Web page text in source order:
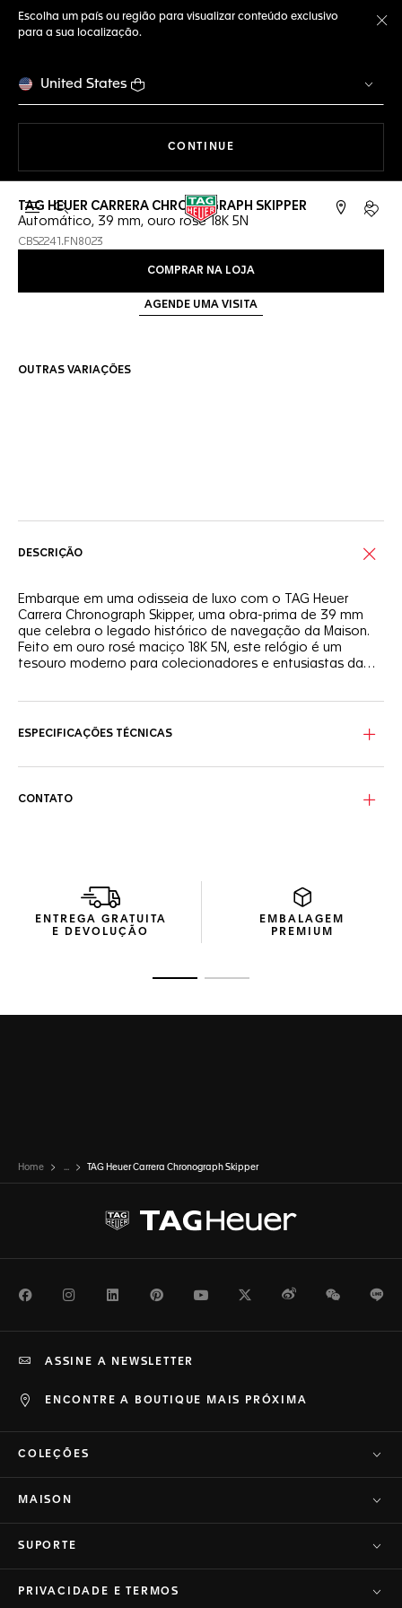
Escolha um país ou região para visualizar conteúdo exclusivo
para a sua localização.
United States
CONTINUE
Abrir a busca Conta
TAG HEUER CARRERA CHRONOGRAPH SKIPPER
Automático, 39 mm, ouro rosé 18K 5N
CBS2241.FN8023
COMPRAR NA LOJA
AGENDE UMA VISITA
OUTRAS VARIAÇÕES
DESCRIÇÃO
Embarque em uma odisseia de luxo com o TAG Heuer
Carrera Chronograph Skipper, uma obra-prima de 39 mm
que celebra o legado histórico de navegação da Maison.
Feito em ouro rosé maciço 18K 5N, este relógio é um
tesouro moderno para colecionadores e entusiastas da
laranja e a exclusiva cor "Intrepid" verde -azulada no
escovado e polido, o movimento de cronógrafo TH20-06
navegação, enquanto a fivela em ouro rosé maciço 18K 5N
adiciona um toque de elegância.
ESPECIFICAÇÕES TÉCNICAS
CONTATO
ENTREGA GRATUITA
E DEVOLUÇÃO
EMBALAGEM
PREMIUM
Home ... TAG Heuer Carrera Chronograph Skipper
FacebookInstagramLinkedInPinterestYoutubeTwitterWeiboWeChat
ENCONTRE A BOUTIQUE MAIS PRÓXIMA
ASSINE A NEWSLETTER
COLEÇÕES
MAISON
SUPORTE
PRIVACIDADE E TERMOS